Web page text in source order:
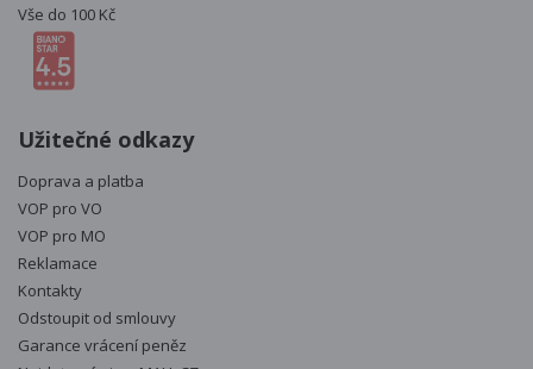
Vše do 100 Kč
Užitečné odkazy
Doprava a platba
VOP pro VO
VOP pro MO
Reklamace
Kontakty
Odstoupit od smlouvy
Garance vrácení peněz